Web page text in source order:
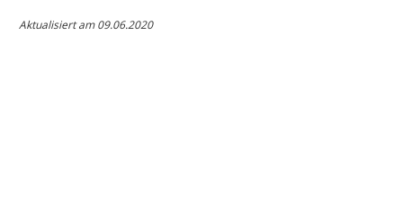
Aktualisiert am 09.06.2020